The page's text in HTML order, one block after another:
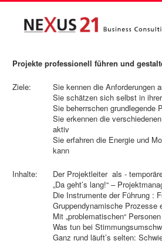
Projekte professionell führen und
Ziele:
Sie kennen die Anforderungen
Sie schätzen sich selbst in
Sie beherrschen grundlegende
Sie erkennen die
aktiv
Sie erfahren die Energie und
kann
Inhalte:
Der Projektleiter als -
„Da geht’s lang!“ –
Die Instrumente der Führung :
Gruppendynamische
Mit „problematischen“
Was tun bei
Ganz rund läuft’s selten: